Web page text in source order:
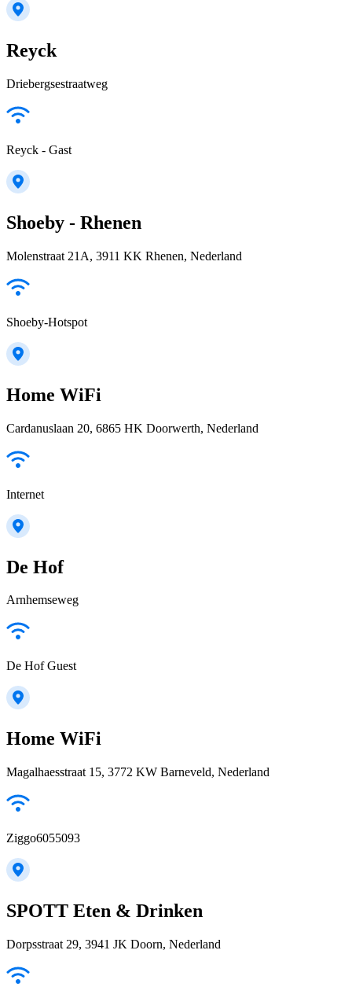
Reyck
Driebergsestraatweg
Reyck - Gast
Shoeby - Rhenen
Molenstraat 21A, 3911 KK Rhenen, Nederland
Shoeby-Hotspot
Home WiFi
Cardanuslaan 20, 6865 HK Doorwerth, Nederland
Internet
De Hof
Arnhemseweg
De Hof Guest
Home WiFi
Magalhaesstraat 15, 3772 KW Barneveld, Nederland
Ziggo6055093
SPOTT Eten & Drinken
Dorpsstraat 29, 3941 JK Doorn, Nederland